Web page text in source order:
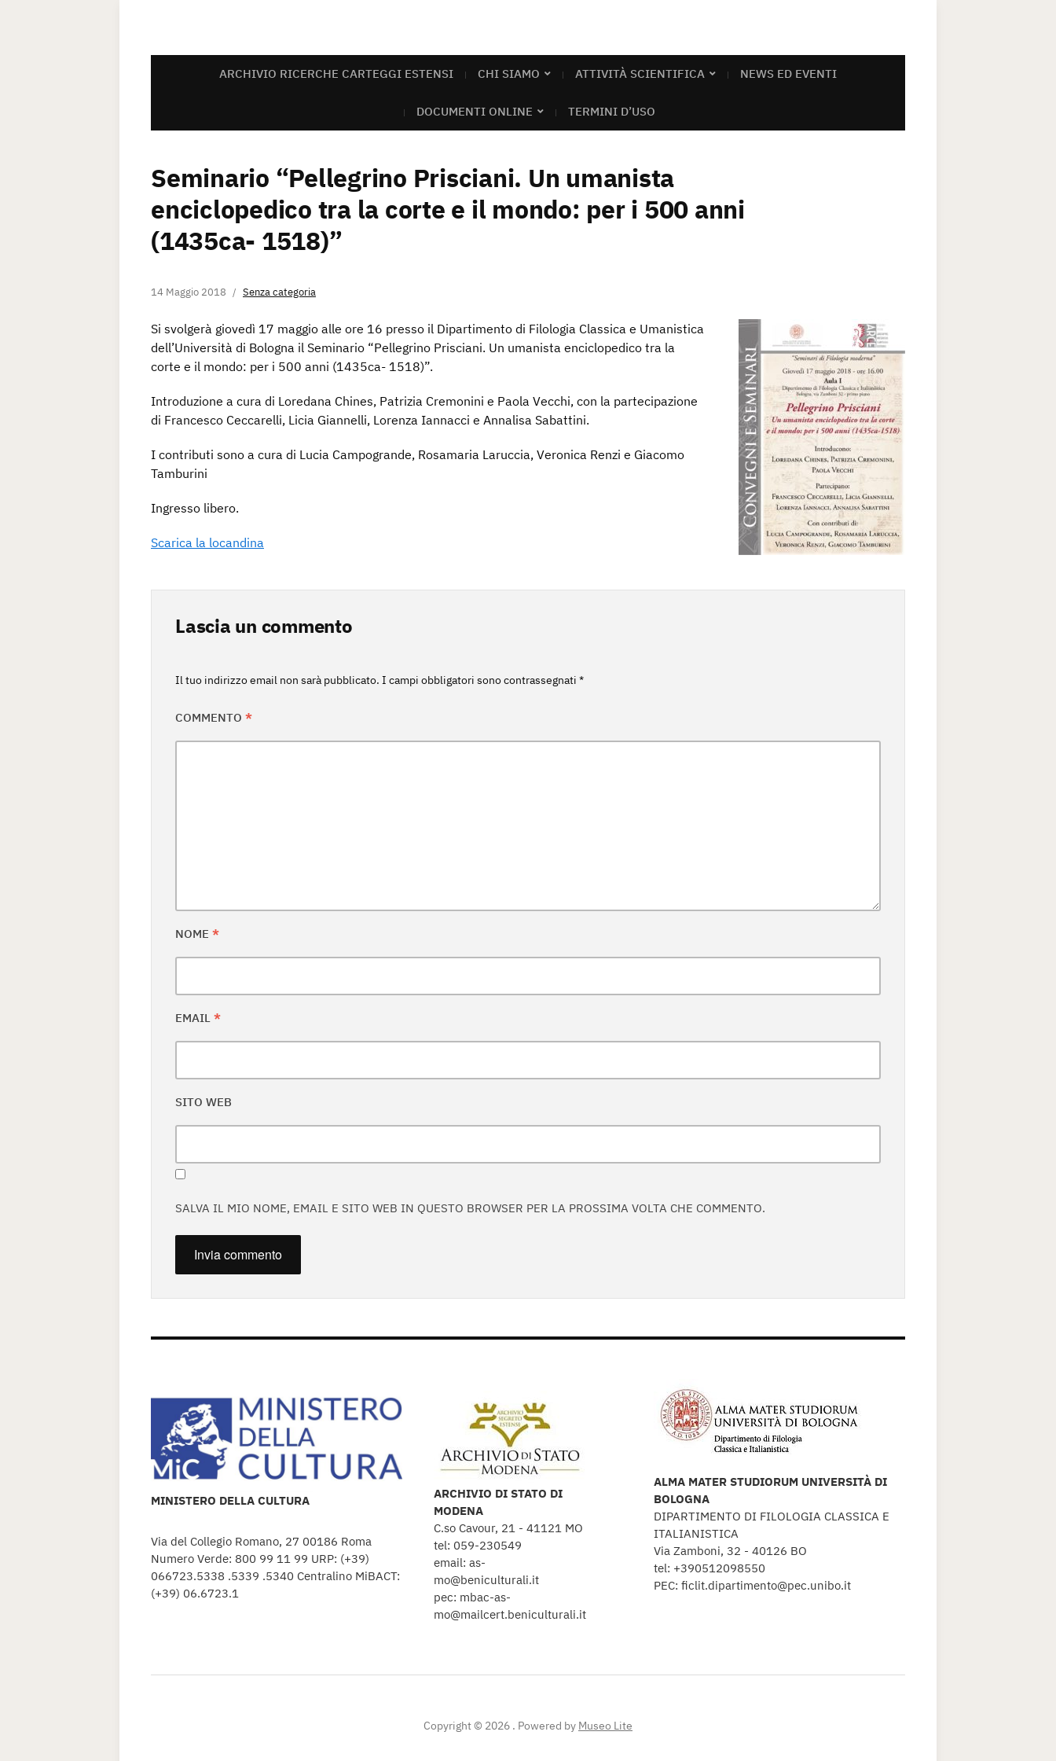
ARCHIVIO RICERCHE CARTEGGI ESTENSI CHI SIAMO ATTIVITÀ SCIENTIFICA NEWS ED EVENTI
DOCUMENTI ONLINE TERMINI D’USO
Seminario “Pellegrino Prisciani. Un umanista
enciclopedico tra la corte e il mondo: per i 500 anni
(1435ca- 1518)”
14 Maggio 2018 Senza categoria
Si svolgerà giovedì 17 maggio alle ore 16 presso il Dipartimento di Filologia Classica e Umanistica
dell’Università di Bologna il Seminario “Pellegrino Prisciani. Un umanista enciclopedico tra la
corte e il mondo: per i 500 anni (1435ca- 1518)”.
Introduzione a cura di Loredana Chines, Patrizia Cremonini e Paola Vecchi, con la partecipazione
di Francesco Ceccarelli, Licia Giannelli, Lorenza Iannacci e Annalisa Sabattini.
I contributi sono a cura di Lucia Campogrande, Rosamaria Laruccia, Veronica Renzi e Giacomo
Tamburini
Ingresso libero.
Scarica la locandina
Lascia un commento
Il tuo indirizzo email non sarà pubblicato. I campi obbligatori sono contrassegnati *
COMMENTO *
NOME *
EMAIL *
SITO WEB
SALVA IL MIO NOME, EMAIL E SITO WEB IN QUESTO BROWSER PER LA PROSSIMA VOLTA CHE COMMENTO.
MINISTERO DELLA CULTURA
Via del Collegio Romano, 27 00186 Roma
Numero Verde: 800 99 11 99 URP: (+39)
066723.5338 .5339 .5340 Centralino MiBACT:
(+39) 06.6723.1
ARCHIVIO DI STATO DI
MODENA
C.so Cavour, 21 - 41121 MO
tel: 059-230549
email: as-
mo@beniculturali.it
pec: mbac-as-
mo@mailcert.beniculturali.it
ALMA MATER STUDIORUM UNIVERSITÀ DI
BOLOGNA
DIPARTIMENTO DI FILOLOGIA CLASSICA E
ITALIANISTICA
Via Zamboni, 32 - 40126 BO
tel: +390512098550
PEC: ficlit.dipartimento@pec.unibo.it
Copyright © 2026 . Powered by Museo Lite